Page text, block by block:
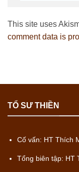
This site uses
comment data is
TỔ SƯ THIỀN
Cố vấn: HT Thích
Tổng biên tập: HT